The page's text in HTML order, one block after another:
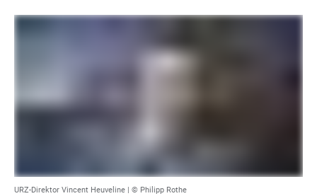
URZ-Direktor Vincent Heuveline | © Philipp Rothe